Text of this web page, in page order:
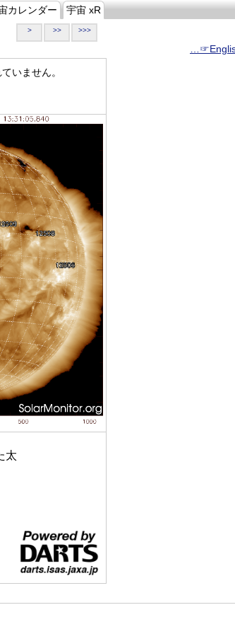
カレンダー 宇宙 xR
> >> >>>
いません。
太